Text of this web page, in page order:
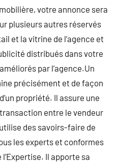
votre annonce sera
plusieurs autres réservés
et la vitrine de l’agence et
distribués dans votre
par l’agence.Un
précisément et de façon
propriété. Il assure une
entre le vendeur
des savoirs-faire de
les experts et conformes
Il apporte sa